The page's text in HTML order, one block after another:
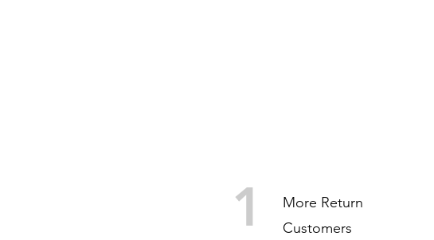
1
More Return
Customers